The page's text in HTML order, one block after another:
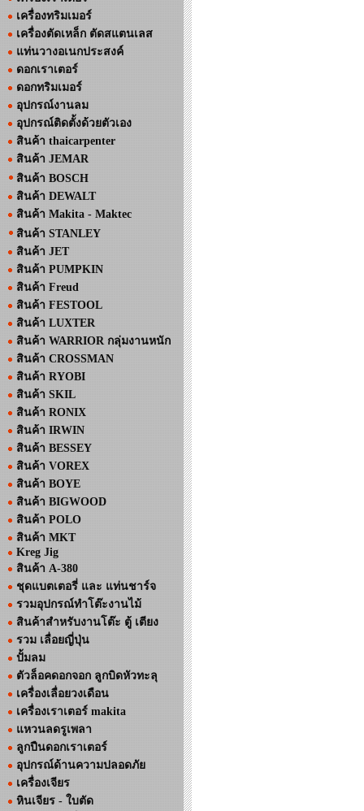
เครื่องทริมเมอร์
เครื่องตัดเหล็ก ตัดสแตนเลส
แท่นวางอเนกประสงค์
ดอกเราเตอร์
ดอกทริมเมอร์
อุปกรณ์งานลม
อุปกรณ์ติดตั้งด้วยตัวเอง
สินค้า thaicarpenter
สินค้า JEMAR
สินค้า BOSCH
สินค้า DEWALT
สินค้า Makita - Maktec
สินค้า STANLEY
สินค้า JET
สินค้า PUMPKIN
สินค้า Freud
สินค้า FESTOOL
สินค้า LUXTER
สินค้า WARRIOR กลุ่มงานหนัก
สินค้า CROSSMAN
สินค้า RYOBI
สินค้า SKIL
สินค้า RONIX
สินค้า IRWIN
สินค้า BESSEY
สินค้า VOREX
สินค้า BOYE
สินค้า BIGWOOD
สินค้า POLO
สินค้า MKT
Kreg Jig
สินค้า A-380
ชุดแบตเตอรี่ และ แท่นชาร์จ
รวมอุปกรณ์ทำโต๊ะงานไม้
สินค้าสำหรับงานโต๊ะ ตู้ เตียง
รวม เลื่อยญี่ปุ่น
ปั้มลม
ตัวล็อคดอกจอก ลูกบิดหัวทะลุ
เครื่องเลื่อยวงเดือน
เครื่องเราเตอร์ makita
แหวนลดรูเพลา
ลูกปืนดอกเราเตอร์
อุปกรณ์ด้านความปลอดภัย
เครื่องเจียร
หินเจียร - ใบตัด